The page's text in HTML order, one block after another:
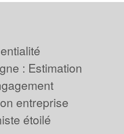
: Estimation
entreprise
étoilé